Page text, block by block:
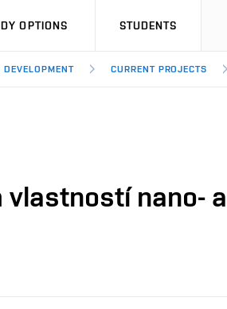
OPTIONS STUDENTS
DEVELOPMENT CURRENT PROJECTS
vlastností nano-